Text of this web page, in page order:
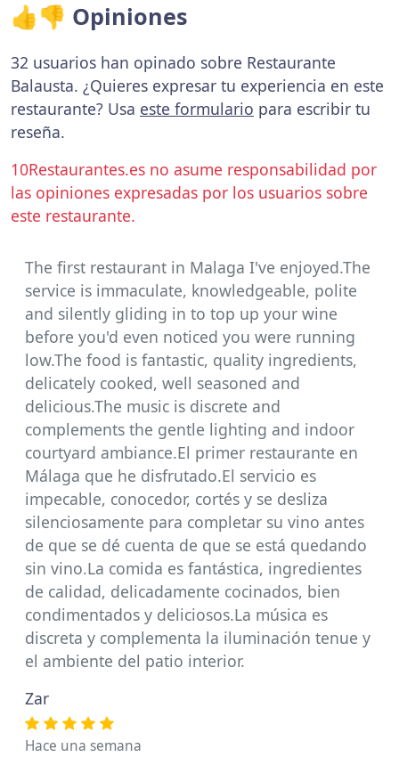
👍👎 Opiniones
32 usuarios han opinado sobre Restaurante
Balausta. ¿Quieres expresar tu experiencia en este
restaurante? Usa este formulario para escribir tu
reseña.
10Restaurantes.es no asume responsabilidad por
las opiniones expresadas por los usuarios sobre
este restaurante.
The first restaurant in Malaga I've enjoyed.The
service is immaculate, knowledgeable, polite
and silently gliding in to top up your wine
before you'd even noticed you were running
low.The food is fantastic, quality ingredients,
delicately cooked, well seasoned and
delicious.The music is discrete and
complements the gentle lighting and indoor
courtyard ambiance.El primer restaurante en
Málaga que he disfrutado.El servicio es
impecable, conocedor, cortés y se desliza
silenciosamente para completar su vino antes
de que se dé cuenta de que se está quedando
sin vino.La comida es fantástica, ingredientes
de calidad, delicadamente cocinados, bien
condimentados y deliciosos.La música es
discreta y complementa la iluminación tenue y
el ambiente del patio interior.
Zar
Hace una semana